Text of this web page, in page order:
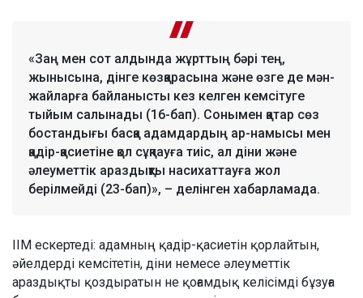
«Заң мен сот алдында жұрттың бәрі тең,
жынысына, дінге көзқарасына және өзге де мән-
жайларға байланысты кез келген кемсітуге
тыйым салынады (16-бап). Сонымен қатар сөз
бостандығы басқа адамдардың ар-намысы мен
қадір-қасиетіне қол сұқпауға тиіс, ал діни және
әлеуметтік араздықты насихаттауға жол
берілмейді (23-бап)», – делінген хабарламада.
ІІМ ескертеді: адамның қадір-қасиетін қорлайтын,
әйелдерді кемсітетін, діни немесе әлеуметтік
араздықты қоздыратын не қоғамдық келісімді бұзуға